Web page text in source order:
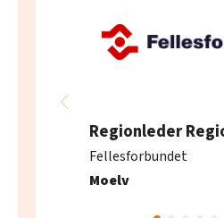
Regionleder
Fellesforbundet
Moelv